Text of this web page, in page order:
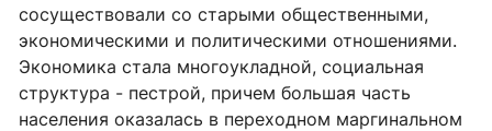
сосуществовали со старыми общественными,
экономическими и политическими отношениями.
Экономика стала многоукладной, социальная
структура - пестрой, причем большая часть
населения оказалась в переходном маргинальном